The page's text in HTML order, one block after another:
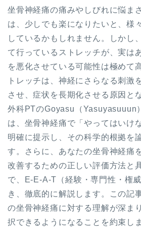
坐骨神経痛の痛みやしびれに悩ま
は、少しでも楽になりたいと、様
しているかもしれません。しかし
て行っているストレッチが、実は
を悪化させている可能性は極めて
トレッチは、神経にさらなる刺激
させ、症状を長期化させる原因と
外科PTのGoyasu（Yasuyasuuun
は、坐骨神経痛で「やってはいけ
明確に提示し、その科学的根拠を
す。さらに、あなたの坐骨神経痛
改善するための正しい評価方法と
で、E-E-A-T（経験・専門性・権
き、徹底的に解説します。この記
の坐骨神経痛に対する理解が深ま
択できるようになることを約束し